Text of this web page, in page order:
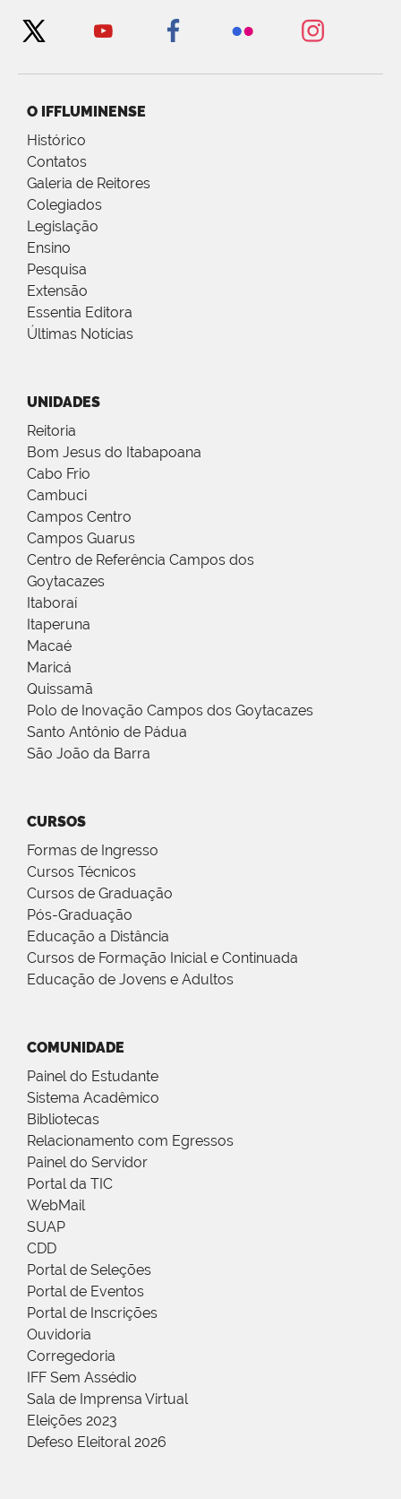
O IFFLUMINENSE
Histórico
Contatos
Galeria de Reitores
Colegiados
Legislação
Ensino
Pesquisa
Extensão
Essentia Editora
Últimas Notícias
UNIDADES
Reitoria
Bom Jesus do Itabapoana
Cabo Frio
Cambuci
Campos Centro
Campos Guarus
Centro de Referência Campos dos
Goytacazes
Itaboraí
Itaperuna
Macaé
Maricá
Quissamã
Polo de Inovação Campos dos Goytacazes
Santo Antônio de Pádua
São João da Barra
CURSOS
Formas de Ingresso
Cursos Técnicos
Cursos de Graduação
Pós-Graduação
Educação a Distância
Cursos de Formação Inicial e Continuada
Educação de Jovens e Adultos
COMUNIDADE
Painel do Estudante
Sistema Acadêmico
Bibliotecas
Relacionamento com Egressos
Painel do Servidor
Portal da TIC
WebMail
SUAP
CDD
Portal de Seleções
Portal de Eventos
Portal de Inscrições
Ouvidoria
Corregedoria
IFF Sem Assédio
Sala de Imprensa Virtual
Eleições 2023
Defeso Eleitoral 2026